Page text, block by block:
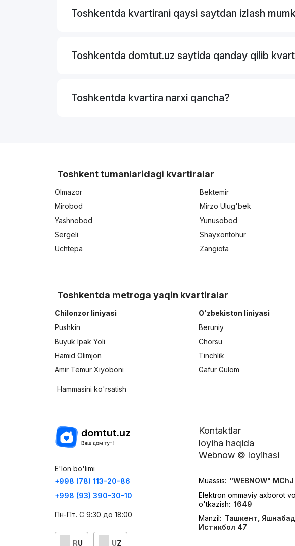
Toshkentda kvartirani qaysi saytdan izlash
Toshkentda domtut.uz saytida qanday qilib
Toshkentda kvartira narxi qancha?
Toshkent tumanlaridagi kvartiralar
Olmazor Bektemir
Mirobod
Mirzo Ulug'bek
Yashnobod
Yunusobod
Sergeli
Shayxontohur
Uchtepa
Zangiota
Toshkentda metroga yaqin kvartiralar
Chilonzor liniyasi
Pushkin
Buyuk Ipak Yoli
Hamid Olimjon
Amir Temur Xiyoboni
Oʻzbekiston liniyasi
Beruniy
Chorsu
Tinchlik
Gafur Gulom
Hammasini ko'rsatish
E'lon bo'limi
+998 (78) 113-20-86
+998 (93) 390-30-10
Пн-Пт. С 9:30 до 18:00
RU UZ
Kontaktlar
loyiha haqida
Webnow © loyihasi
Muassis: "WEBNOW" MChJ
Elektron ommaviy axborot
o'tkazish: 1649
Manzil: Ташкент,
Истикбол 47